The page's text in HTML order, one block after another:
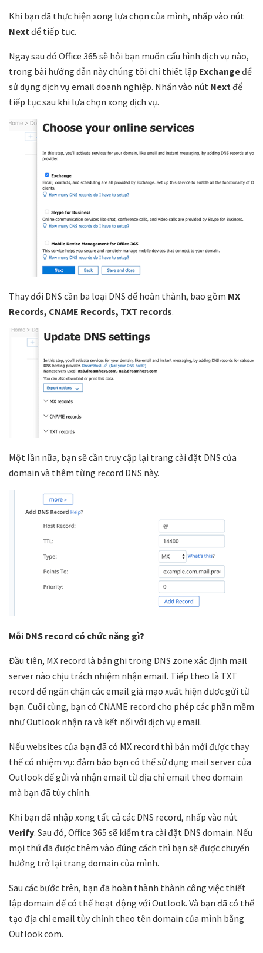
Khi bạn đã thực hiện xong lựa chọn của mình, nhấp vào nút
Next để tiếp tục.
Ngay sau đó Office 365 sẽ hỏi bạn muốn cấu hình dịch vụ nào,
trong bài hướng dẫn này chúng tôi chỉ thiết lập Exchangeđể
sử dụng dịch vụ email doanh nghiệp. Nhấn vào nút Next để
tiếp tục sau khi lựa chọn xong dịch vụ.
Thay đổi DNS cần ba loại DNS để hoàn thành, bao gồm MX
Records, CNAME Records, TXT records.
Một lần nữa, bạn sẽ cần truy cập lại trang cài đặt DNS của
domain và thêm từng record DNS này.
Mỗi DNS record có chức năng gì?
Đầu tiên, MX record là bản ghi trong DNS zone xác định mail
server nào chịu trách nhiệm nhận email. Tiếp theo là TXT
record để ngăn chặn các email giả mạo xuất hiện được gửi từ
bạn. Cuối cùng, bạn có CNAME record cho phép các phần mềm
như Outlook nhận ra và kết nối với dịch vụ email.
Nếu websites của bạn đã có MX record thì bản mới được thay
thế có nhiệm vụ: đảm bảo bạn có thể sử dụng mail server của
Outlook để gửi và nhận email từ địa chỉ email theo domain
mà bạn đã tùy chỉnh.
Khi bạn đã nhập xong tất cả các DNS record, nhấp vào nút
Verify. Sau đó, Office 365 sẽ kiểm tra cài đặt DNS domain. Nếu
mọi thứ đã được thêm vào đúng cách thì bạn sẽ được chuyển
hướng trở lại trang domain của mình.
Sau các bước trên, bạn đã hoàn thành thành công việc thiết
lập domain để có thể hoạt động với Outlook. Và bạn đã có thể
tạo địa chỉ email tùy chỉnh theo tên domain của mình bằng
Outlook.com.